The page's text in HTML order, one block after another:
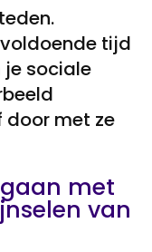
tijd
sociale
door met ze
met
van